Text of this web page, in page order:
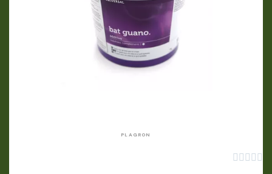
PLAGRON
    